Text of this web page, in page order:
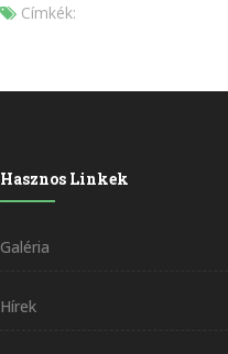
Címkék:
Hasznos Linkek
Galéria
Hírek